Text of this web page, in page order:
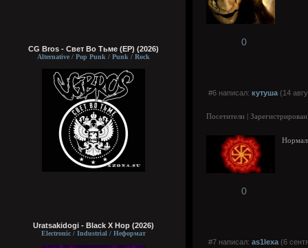
CG Bros - Свет Во Тьме (EP) (2026)
Alternative / Pop Punk / Punk / Rock
Uratsakidogi - Black X Hop (2026)
Electronic / Industrial / Неформат
0
#6 написал: кутуша (14
Посетители |
0
#7 написал: as1lexa (6